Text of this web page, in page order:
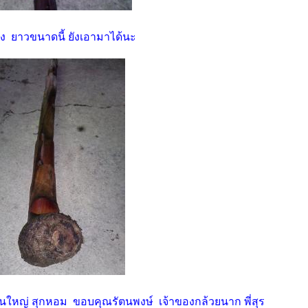
ยาวขนาดนี้ ยังเอามาได้นะ
หญ่ สุกหอม ขอบคุณรัตนพงษ์ เจ้าของกล้วยนาก พี่สุร